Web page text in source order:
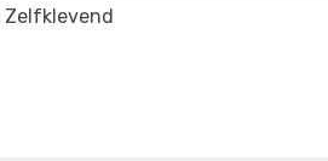
Zelfklevend